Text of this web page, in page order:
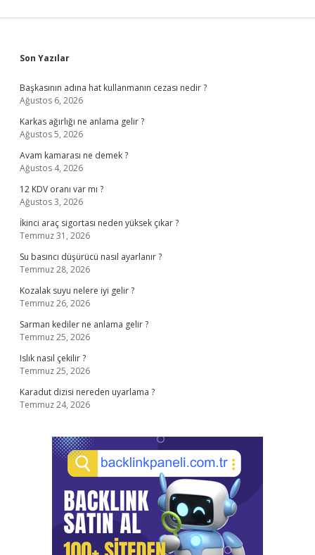
Sidebar
Son Yazılar
Başkasının adına hat kullanmanın cezası nedir ?
Ağustos 6, 2026
Karkas ağırlığı ne anlama gelir ?
Ağustos 5, 2026
Avam kamarası ne demek ?
Ağustos 4, 2026
12 KDV oranı var mı ?
Ağustos 3, 2026
İkinci araç sigortası neden yüksek çıkar ?
Temmuz 31, 2026
Su basıncı düşürücü nasıl ayarlanır ?
Temmuz 28, 2026
Kozalak suyu nelere iyi gelir ?
Temmuz 26, 2026
Sarman kediler ne anlama gelir ?
Temmuz 25, 2026
Islık nasıl çekilir ?
Temmuz 25, 2026
Karadut dizisi nereden uyarlama ?
Temmuz 24, 2026